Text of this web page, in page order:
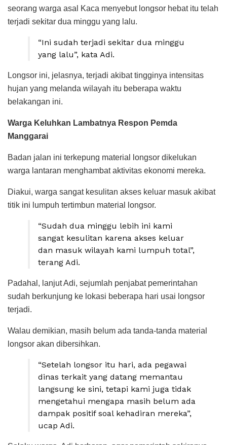
seorang warga asal Kaca menyebut longsor hebat itu telah
terjadi sekitar dua minggu yang lalu.
“Ini sudah terjadi sekitar dua minggu
yang lalu”, kata Adi.
Longsor ini, jelasnya, terjadi akibat tingginya intensitas
hujan yang melanda wilayah itu beberapa waktu
belakangan ini.
Warga Keluhkan Lambatnya Respon Pemda
Manggarai
Badan jalan ini terkepung material longsor dikelukan
warga lantaran menghambat aktivitas ekonomi mereka.
Diakui, warga sangat kesulitan akses keluar masuk akibat
titik ini lumpuh tertimbun material longsor.
“Sudah dua minggu lebih ini kami
sangat kesulitan karena akses keluar
dan masuk wilayah kami lumpuh total”,
terang Adi.
Padahal, lanjut Adi, sejumlah penjabat pemerintahan
sudah berkunjung ke lokasi beberapa hari usai longsor
terjadi.
Walau demikian, masih belum ada tanda-tanda material
longsor akan dibersihkan.
“Setelah longsor itu hari, ada pegawai
dinas terkait yang datang memantau
langsung ke sini, tetapi kami juga tidak
mengetahui mengapa masih belum ada
dampak positif soal kehadiran mereka”,
ucap Adi.